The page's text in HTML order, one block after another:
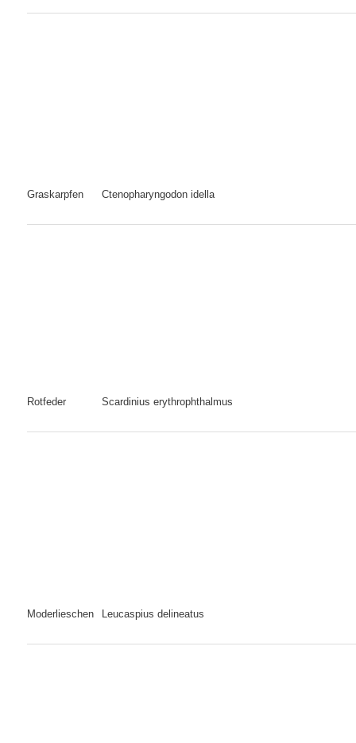
Graskarpfen Ctenopharyngodon idella
Rotfeder Scardinius erythrophthalmus
Moderlieschen Leucaspius delineatus